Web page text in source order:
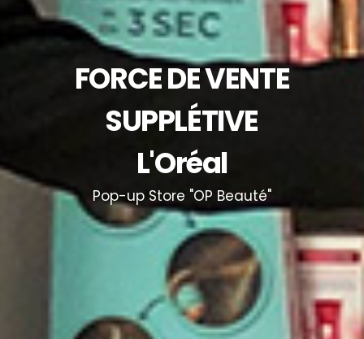
FORCE DE VENTE
SUPPLÉTIVE
L'Oréal
Pop-up Store "OP Beauté"